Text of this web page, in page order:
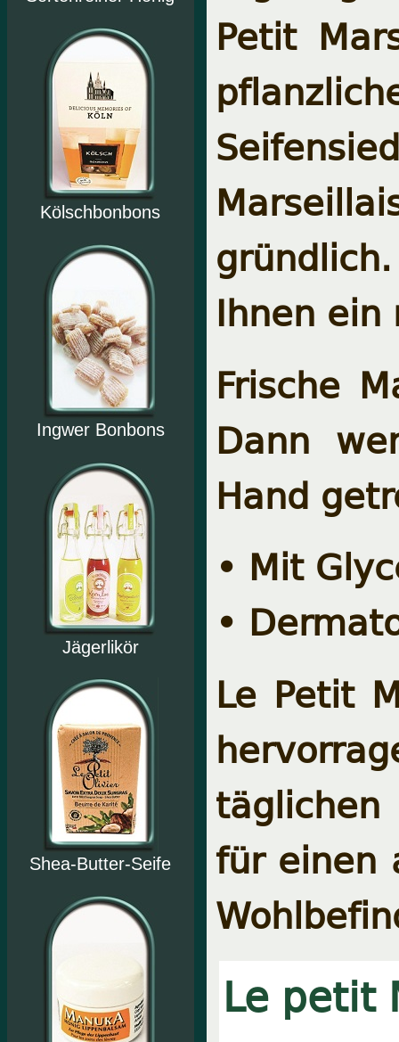
Kölschbonbons
Ingwer Bonbons
Jägerlikör
Shea-Butter-Seife
Petit
Ihnen ein
Frische
Dann
Hand
• Mit
•
Le Petit
für einen
Le petit